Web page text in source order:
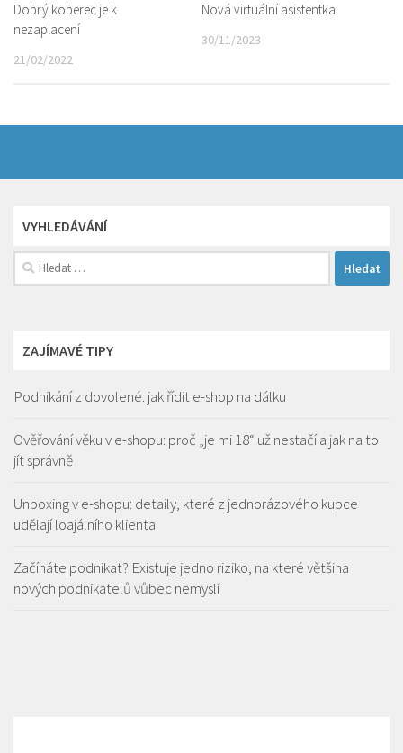
Dobrý koberec je k
nezaplacení
21/02/2022
Nová virtuální asistentka
30/11/2023
VYHLEDÁVÁNÍ
Vyhledávání
ZAJÍMAVÉ TIPY
Podnikání z dovolené: jak řídit e-shop na dálku
Ověřování věku v e-shopu: proč „je mi 18“ už nestačí a jak na to
jít správně
Unboxing v e-shopu: detaily, které z jednorázového kupce
udělají loajálního klienta
Začínáte podnikat? Existuje jedno riziko, na které většina
nových podnikatelů vůbec nemyslí